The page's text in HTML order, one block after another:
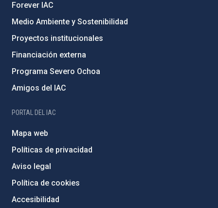
Forever IAC
Medio Ambiente y Sostenibilidad
Proyectos institucionales
Financiación externa
Programa Severo Ochoa
Amigos del IAC
PORTAL DEL IAC
Mapa web
Políticas de privacidad
Aviso legal
Política de cookies
Accesibilidad